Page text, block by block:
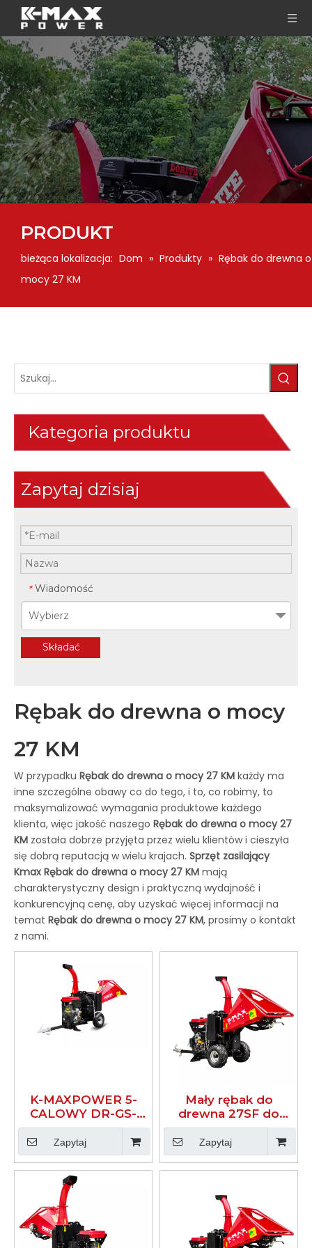
PRODUKT
bieżąca lokalizacja: Dom » Produkty » Rębak do drewna o
mocy 27 KM
Kategoria produktu
Zapytaj dzisiaj
* Wiadomość
Wybierz
Składać
Rębak do drewna o mocy
27 KM
W przypadku Rębak do drewna o mocy 27 KM każdy ma
inne szczególne obawy co do tego, i to, co robimy, to
maksymalizować wymagania produktowe każdego
klienta, więc jakość naszego Rębak do drewna o mocy 27
KM została dobrze przyjęta przez wielu klientów i cieszyła
się dobrą reputacją w wielu krajach. Sprzęt zasilający
Kmax Rębak do drewna o mocy 27 KM mają
charakterystyczny design i praktyczną wydajność i
konkurencyjną cenę, aby uzyskać więcej informacji na
temat Rębak do drewna o mocy 27 KM, prosimy o kontakt
z nami.
K-MAXPOWER 5-
CALOWY DR-GS-
27SF
HYDRAULICZNY
27KM RĘBAK DO
DREWNA
Zapytaj
Mały rębak do
drewna 27SF do
użytku domowego
27 KM
Zapytaj